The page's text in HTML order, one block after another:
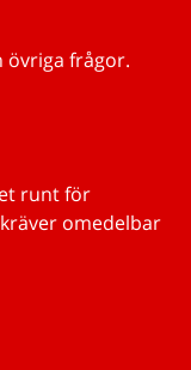
övriga frågor.
runt för
omedelbar